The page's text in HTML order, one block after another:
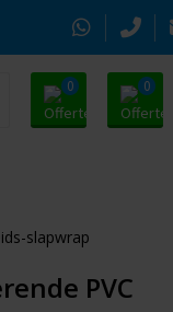
0 0
slapwrap
PVC